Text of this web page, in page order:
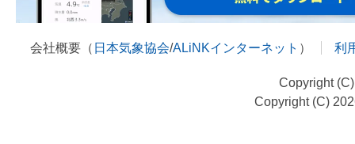
会社概要（ 日本気象協会/ALiNKインターネット ） 利
Copyright
Copyright (C)